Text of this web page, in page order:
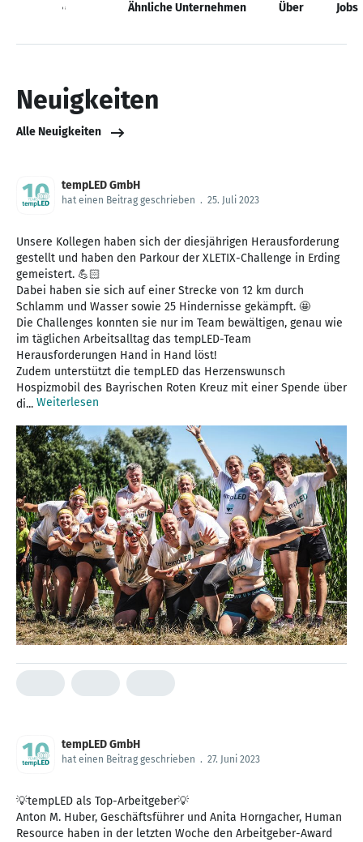
Neuigkeiten Ähnliche Unternehmen Über Jobs
Neuigkeiten
Alle Neuigkeiten
tempLED GmbH
hat einen Beitrag geschrieben . 25. Juli 2023
Unsere Kollegen haben sich der diesjährigen Herausforderung
gestellt und haben den Parkour der XLETIX-Challenge in Erding
gemeistert. 💪🏻
Dabei haben sie sich auf einer Strecke von 12 km durch
Schlamm und Wasser sowie 25 Hindernisse gekämpft. 🤩
Die Challenges konnten sie nur im Team bewältigen, genau wie
im täglichen Arbeitsalltag das tempLED-Team
Herausforderungen Hand in Hand löst!
Zudem unterstützt die tempLED das Herzenswunsch
Hospizmobil des Bayrischen Roten Kreuz mit einer Spende über
di... Weiterlesen
tempLED GmbH
hat einen Beitrag geschrieben . 27. Juni 2023
💡tempLED als Top-Arbeitgeber💡
Anton M. Huber, Geschäftsführer und Anita Horngacher, Human
Resource haben in der letzten Woche den Arbeitgeber-Award